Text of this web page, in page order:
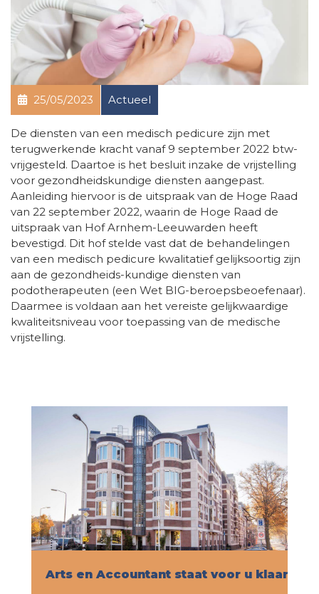
25/05/2023 Actueel
De diensten van een medisch pedicure zijn met
terugwerkende kracht vanaf 9 september 2022 btw-
vrijgesteld. Daartoe is het besluit inzake de vrijstelling
voor gezondheidskundige diensten aangepast.
Aanleiding hiervoor is de uitspraak van de Hoge Raad
van 22 september 2022, waarin de Hoge Raad de
uitspraak van Hof Arnhem-Leeuwarden heeft
bevestigd. Dit hof stelde vast dat de behandelingen
van een medisch pedicure kwalitatief gelijksoortig zijn
aan de gezondheids-kundige diensten van
podotherapeuten (een Wet BIG-beroepsbeoefenaar).
Daarmee is voldaan aan het vereiste gelijkwaardige
kwaliteitsniveau voor toepassing van de medische
vrijstelling.
Arts en Accountant staat voor u klaar!